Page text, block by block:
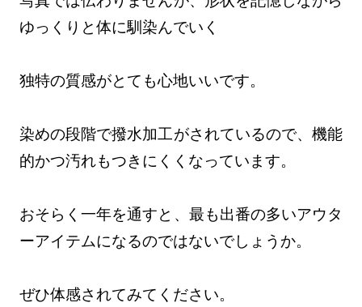
ゆっくりと体に馴染んでいく
独特の質感がとても心地いいです。
染めの段階で撥水加工がされているので、機能
的かつ汚れもつきにくくなっています。
おそらく一年を通すと、最も出番の多いアウタ
ーアイテムになるのではないでしょうか。
ぜひ体感されてみてください。